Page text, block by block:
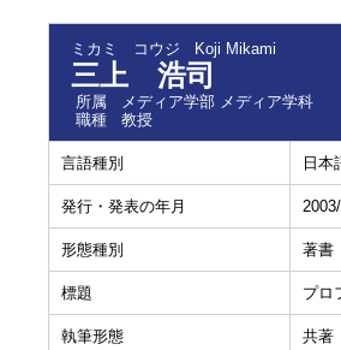
ミカミ コウジ Koji Mikami
三上 浩司
所属
メディア学部 メディア学科
職種
教授
言語種別 日本
発行・発表の年月
形態種別 著書
標題 プロ
執筆形態 共著